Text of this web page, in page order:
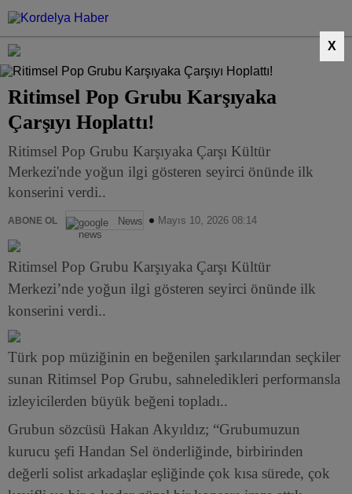
X
Ritimsel Pop Grubu Karşıyaka
Çarşıyı Hoplattı!
Ritimsel Pop Grubu Karşıyaka Çarşı Kültür
Merkezi'nde yoğun ilgi gösteren seyirci önünde ilk
konserini verdi..
ABONE OL News Mayıs 10, 2026 08:14
Ritimsel Pop Grubu Karşıyaka Çarşı Kültür
Merkezi’nde yoğun ilgi gösteren seyirci önünde ilk
konserini verdi..
Türk pop müziğinin en beğenilen şarkılarından seçkiler
sunan Ritimsel Pop Grubu, sahneledikleri performansla
izleyicilerden büyük beğeni topladı..
Grubun sözcüsü Hakan Akyıldız; “Grubumuzun
kurucu şefi Handan Sel önderliğinde, birbirinden
değerli solist arkadaşlar eşliğinde çok kısa sürede, çok